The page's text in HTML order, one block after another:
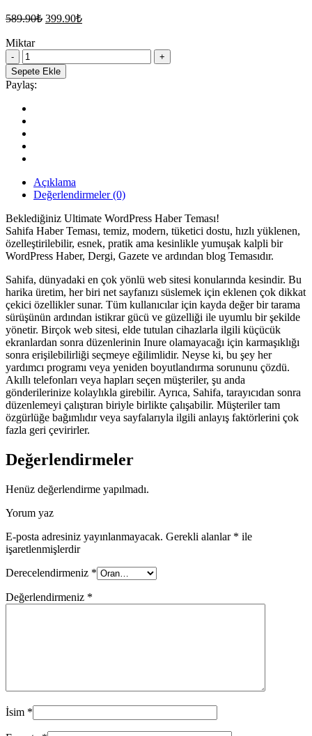
589.90₺ Orijinal
399.90₺Şu
Miktar
Sahifa
–
Duyarlı
WordPress
Haber
/
Dergi
/
Blog
quantity
Sepete Ekle
Paylaş:
Açıklama
Değerlendirmeler (0)
Beklediğiniz Ultimate WordPress Haber Teması!
Sahifa Haber Teması, temiz, modern, tüketici dostu, hızlı yüklenen,
özelleştirilebilir, esnek, pratik ama kesinlikle yumuşak kalpli bir
WordPress Haber, Dergi, Gazete ve ardından blog Temasıdır.
Sahifa, dünyadaki en çok yönlü web sitesi konularında kesindir. Bu
harika üretim, her biri net sayfanızı süslemek için eklenen çok dikkat
çekici özellikler sunar. Tüm kullanıcılar için kayda değer bir tarama
sürüşünün ardından istikrar gücü ve güzelliği ile uyumlu bir şekilde
yönetir. Birçok web sitesi, elde tutulan cihazlarla ilgili küçücük
ekranlardan sonra düzenlerinin Inure olamayacağı için karmaşıklığı
sonra erişilebilirliği seçmeye eğilimlidir. Neyse ki, bu şey her
yardımcı programı veya yeniden boyutlandırma sorununu çözdü.
Akıllı telefonları veya hapları seçen müşteriler, şu anda
gönderilerinize kolaylıkla girebilir. Ayrıca, Sahifa, tarayıcıdan sonra
düzenlemeyi çalıştıran biriyle birlikte çalışabilir. Müşteriler tam
özgürlüğe bağımlıdır veya sayfalarıyla ilgili anlayış faktörlerini çok
fazla geri çevirirler.
Değerlendirmeler
Henüz değerlendirme yapılmadı.
Yorum yaz
E-posta adresiniz yayınlanmayacak. Gerekli alanlar * ile
işaretlenmişlerdir
Derecelendirmeniz *
Değerlendirmeniz *
İsim *